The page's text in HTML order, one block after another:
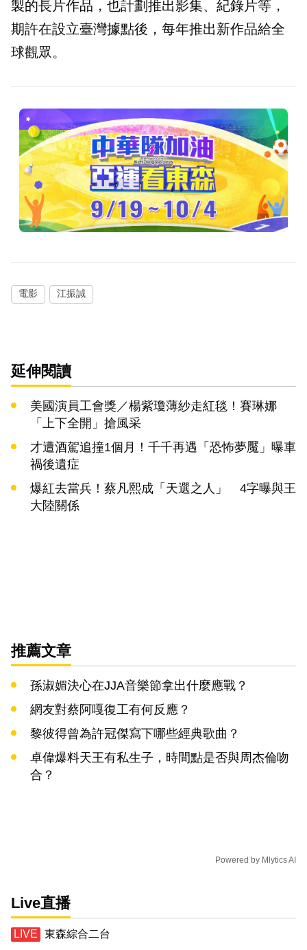
製的長片作品，也計劃推出影集、紀錄片等，
期許在設立臺灣據點後，每年推出新作品給全
球觀眾。
電影 江振誠
延伸閱讀
美國演員工會獎／楊紫瓊薄紗走紅毯！賽琳娜
「上下全開」搶風采
才遭酒駕追撞1個月！千千再遇「恐怖夢魘」曝車
禍後遺症
爆紅去當兵！蔡凡熙成「天選之人」 4字曝與王
大陸關係
推薦文章
孫淑媚決心在JJA音樂節拿出什麼應戰？
網友對蔡阿嘎復工有何反應？
黎彼得曾為許冠傑寫下哪些經典歌曲？
卓偉爆料天王有私生子，時間點是否與周杰倫吻
合？
Powered by Mlytics AI
Live直播
東森綜合二台